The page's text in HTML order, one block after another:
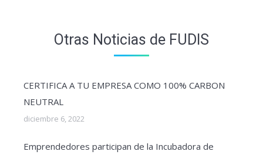
Otras Noticias de FUDIS
CERTIFICA A TU EMPRESA COMO 100% CARBON
NEUTRAL
diciembre 6, 2022
Emprendedores participan de la Incubadora de